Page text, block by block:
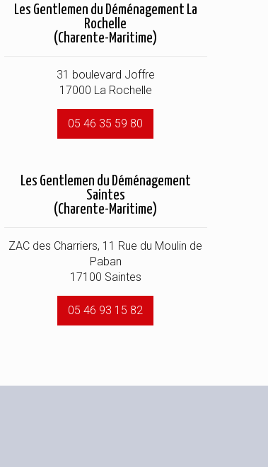
Les Gentlemen du Déménagement La
Rochelle
(Charente-Maritime)
31 boulevard Joffre
17000 La Rochelle
05 46 35 59 80
Les Gentlemen du Déménagement
Saintes
(Charente-Maritime)
ZAC des Charriers, 11 Rue du Moulin de
Paban
17100 Saintes
05 46 93 15 82